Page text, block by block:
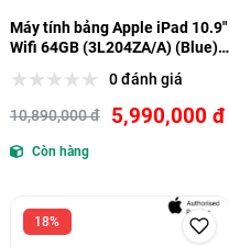
Máy tính bảng Apple iPad 10.9"
Wifi 64GB (3L204ZA/A) (Blue)
0 đánh giá
10,890,000 đ 5,990,000 đ
Còn hàng
18%